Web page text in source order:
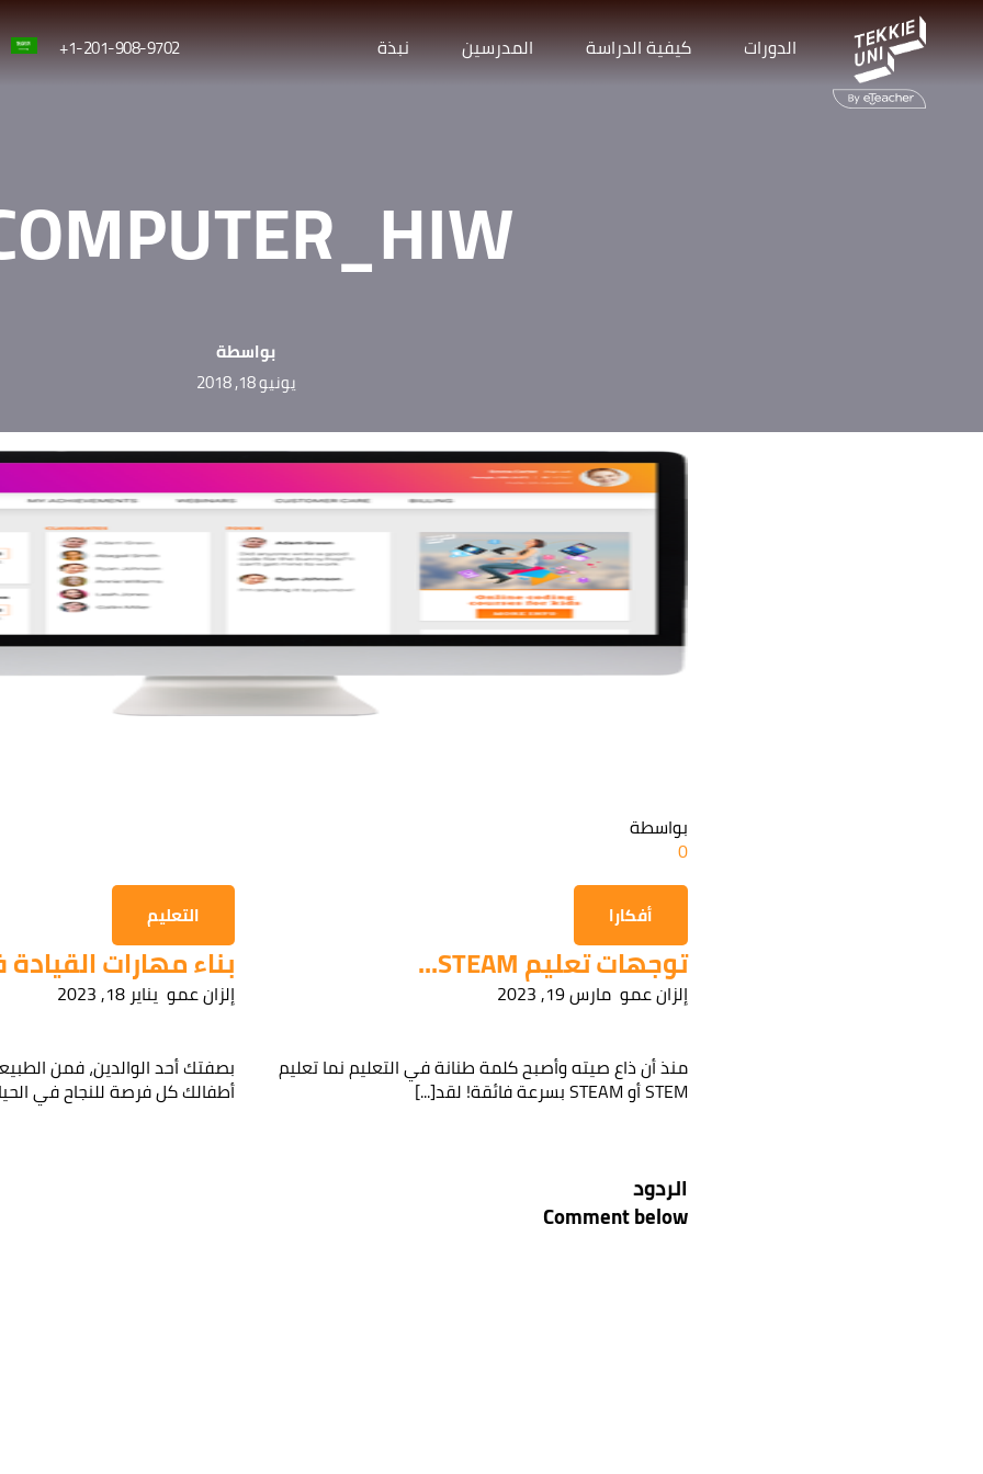
الدورات كيفية الدراسة المدرسين نبذة 1-201-908-9702+
بواسطة
يونيو 18, 2018
بواسطة
0
أفكارا
توجهات تعليم STEAM...
إلزان عمو مارس 19, 2023
منذ أن ذاع صيته وأصبح كلمة طنانة في التعليم نما تعليم
STEM أو STEAM بسرعة فائقة! لقد[...]
التعليم
بناء مهارات
إلزان عمو يناير 18, 2023
بصفتك أحد الوالدين، فمن
أطفالك كل فرصة للنجاح في
الردود
Comment below
هل أنت مهتم بإحدى دوراتنا؟
اترك تفاصيلك وسنقوم بالتواصل معك قريباً!
البريد الإلكتروني لولي الأمر